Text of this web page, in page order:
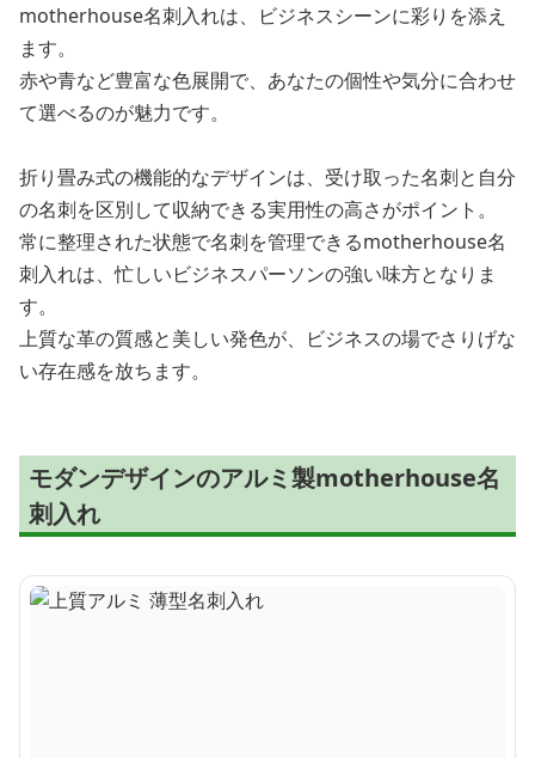
motherhouse名刺入れは、ビジネスシーンに彩りを添え
ます。
赤や青など豊富な色展開で、あなたの個性や気分に合わせ
て選べるのが魅力です。
折り畳み式の機能的なデザインは、受け取った名刺と自分
の名刺を区別して収納できる実用性の高さがポイント。
常に整理された状態で名刺を管理できるmotherhouse名
刺入れは、忙しいビジネスパーソンの強い味方となりま
す。
上質な革の質感と美しい発色が、ビジネスの場でさりげな
い存在感を放ちます。
モダンデザインのアルミ製motherhouse名
刺入れ